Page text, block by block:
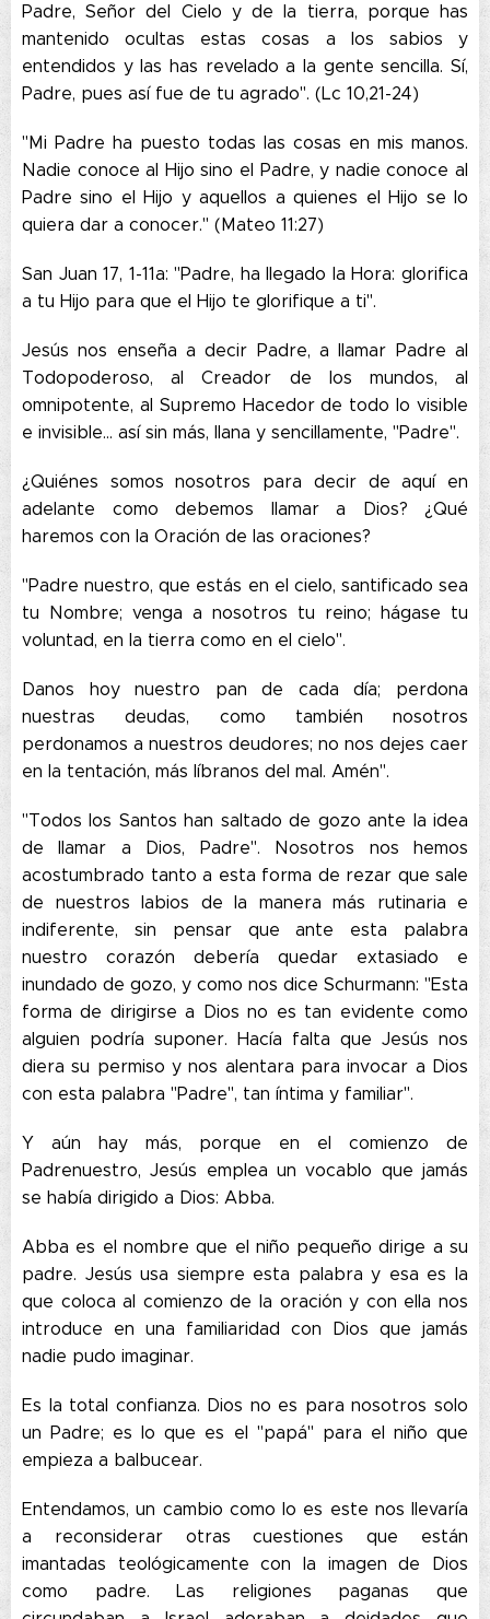
Padre, Señor del Cielo y de la tierra, porque has
mantenido ocultas estas cosas a los sabios y
entendidos y las has revelado a la gente sencilla. Sí,
Padre, pues así fue de tu agrado". (Lc 10,21-24)
"Mi Padre ha puesto todas las cosas en mis manos.
Nadie conoce al Hijo sino el Padre, y nadie conoce al
Padre sino el Hijo y aquellos a quienes el Hijo se lo
quiera dar a conocer." (Mateo 11:27)
San Juan 17, 1-11a: "Padre, ha llegado la Hora: glorifica
a tu Hijo para que el Hijo te glorifique a ti".
Jesús nos enseña a decir Padre, a llamar Padre al
Todopoderoso, al Creador de los mundos, al
omnipotente, al Supremo Hacedor de todo lo visible
e invisible… así sin más, llana y sencillamente, "Padre".
¿Quiénes somos nosotros para decir de aquí en
adelante como debemos llamar a Dios? ¿Qué
haremos con la Oración de las oraciones?
"Padre nuestro, que estás en el cielo, santificado sea
tu Nombre; venga a nosotros tu reino; hágase tu
voluntad, en la tierra como en el cielo".
Danos hoy nuestro pan de cada día; perdona
nuestras deudas, como también nosotros
perdonamos a nuestros deudores; no nos dejes caer
en la tentación, más líbranos del mal. Amén".
"Todos los Santos han saltado de gozo ante la idea
de llamar a Dios, Padre". Nosotros nos hemos
acostumbrado tanto a esta forma de rezar que sale
de nuestros labios de la manera más rutinaria e
indiferente, sin pensar que ante esta palabra
nuestro corazón debería quedar extasiado e
inundado de gozo, y como nos dice Schurmann: "Esta
forma de dirigirse a Dios no es tan evidente como
alguien podría suponer. Hacía falta que Jesús nos
diera su permiso y nos alentara para invocar a Dios
con esta palabra "Padre", tan íntima y familiar".
Y aún hay más, porque en el comienzo de
Padrenuestro, Jesús emplea un vocablo que jamás
se había dirigido a Dios: Abba.
Abba es el nombre que el niño pequeño dirige a su
padre. Jesús usa siempre esta palabra y esa es la
que coloca al comienzo de la oración y con ella nos
introduce en una familiaridad con Dios que jamás
nadie pudo imaginar.
Es la total confianza. Dios no es para nosotros solo
un Padre; es lo que es el "papá" para el niño que
empieza a balbucear.
Entendamos, un cambio como lo es este nos llevaría
a reconsiderar otras cuestiones que están
imantadas teológicamente con la imagen de Dios
como padre. Las religiones paganas que